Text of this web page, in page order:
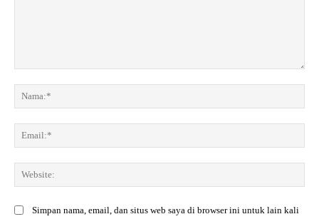
m
e
t
a
a
m
:
*
m
a
le
Simpan nama, email, dan situs web saya di browser ini untuk lain kali